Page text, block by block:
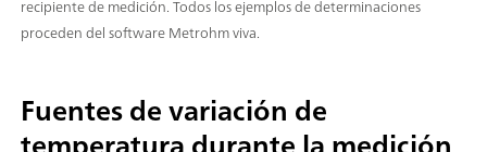
recipiente de medición. Todos los ejemplos de determinaciones
proceden del software Metrohm viva.
Fuentes de variación de